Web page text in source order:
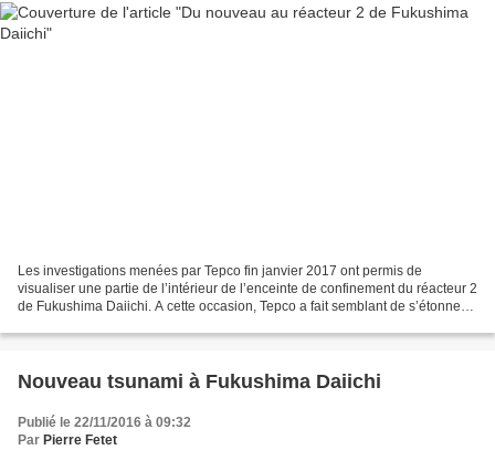
Les investigations menées par Tepco fin janvier 2017 ont permis de
visualiser une partie de l’intérieur de l’enceinte de confinement du réacteur 2
de Fukushima Daiichi. A cette occasion, Tepco a fait semblant de s’étonner
Nouveau tsunami à Fukushima Daiichi
Publié le 22/11/2016 à 09:32
Par Pierre Fetet